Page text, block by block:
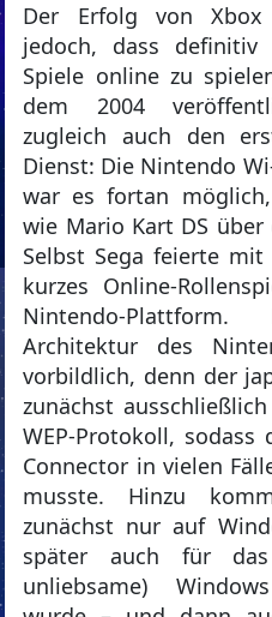
Der Erfolg von
jedoch, dass definitiv
Spiele online zu
dem 2004
zugleich auch den
Dienst: Die Nintendo
war es fortan
wie Mario Kart DS
Selbst Sega feierte
kurzes Online-
Nintendo-
Architektur des
vorbildlich, denn der
zunächst
WEP-Protokoll, sodass
Connector in vielen
musste. Hinzu
zunächst nur auf
später auch für
unliebsame)